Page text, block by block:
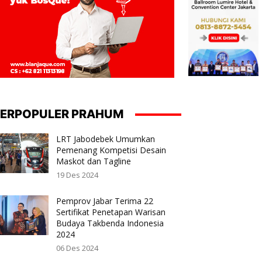
PRAHUM
LRT Jabodebek Umumkan
Pemenang Kompetisi Desain
Maskot dan Tagline
19 Des 2024
Pemprov Jabar Terima 22
Sertifikat Penetapan Warisan
Budaya Takbenda Indonesia
2024
06 Des 2024